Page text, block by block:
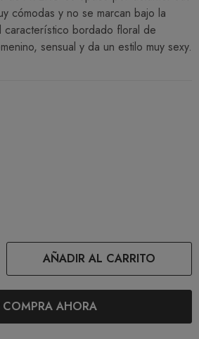
cómodas y no se marcan bajo la
bordado floral de
sensual y da un estilo muy sexy.
AÑADIR AL CARRITO
COMPRA AHORA